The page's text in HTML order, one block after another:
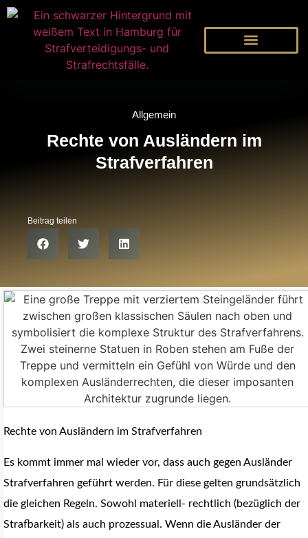
Allgemein
Rechte von Ausländern im
Strafverfahren
Beitrag teilen
Rechte von Ausländern im Strafverfahren
Es kommt immer mal wieder vor, dass auch gegen Ausländer
Strafverfahren geführt werden. Für diese gelten grundsätzlich
die gleichen Regeln. Sowohl materiell- rechtlich (bezüglich der
Strafbarkeit) als auch prozessual. Wenn die Ausländer der